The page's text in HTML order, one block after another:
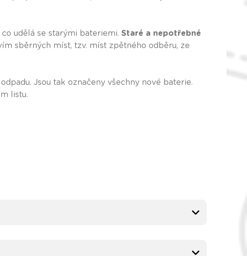
udělá se starými bateriemi. Staré a nepotřebné
sběrných míst, tzv. míst zpětného odběru, ze
Jsou tak označeny všechny nové baterie.
listu.